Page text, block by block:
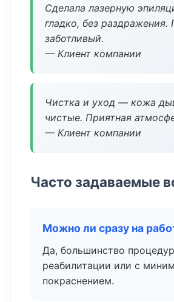
Сделала лазерную
гладко, без раздражения.
заботливый.
— Клиент компании
Чистка и уход — кожа
чистые. Приятная
— Клиент компании
Часто задаваемые
Можно ли сразу на
Да, большинство
реабилитации или с
покраснением.